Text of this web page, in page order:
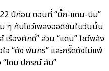
ปีก่อน ตอนที่ “บิ๊ก-แดน-บีม”
ๆ กับโชว์เพลงออดิชันในวันนั้น
เรืองศักดิ์” ส่วน “แดน” โชว์พลัง
จ “ดัง พันกร” และกรี๊ดดังไม่แพ้
“โดม ปกรณ์ ลัม”